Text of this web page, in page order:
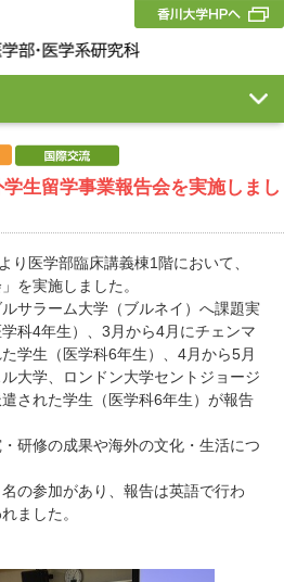
生留学事業報告会を実施しまし
り医学部臨床講義棟1階において、
を実施しました。
サラーム大学（ブルネイ）へ課題実
科4年生）、3月から4月にチェンマ
学生（医学科6年生）、4月から5月
大学、ロンドン大学セントジョージ
された学生（医学科6年生）が報告
研修の成果や海外の文化・生活につ
の参加があり、報告は英語で行わ
ました。